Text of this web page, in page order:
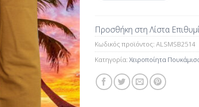
Προσθήκη στη Λίστα
Κωδικός προϊόντος: ALSMSB2514
Κατηγορία: Χειροποίητα